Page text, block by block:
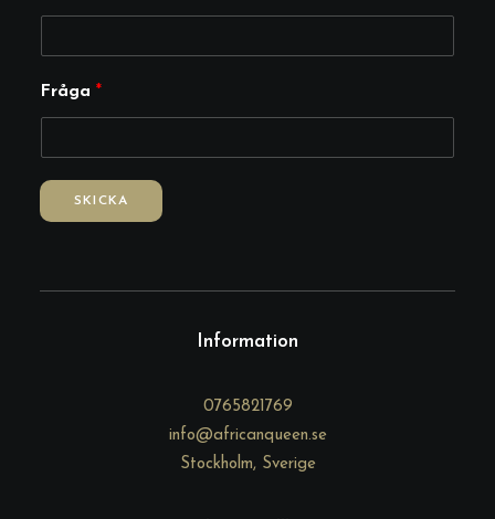
F
E
Fråga *
SKICKA
Information
0765821769
info@africanqueen.se
Stockholm, Sverige